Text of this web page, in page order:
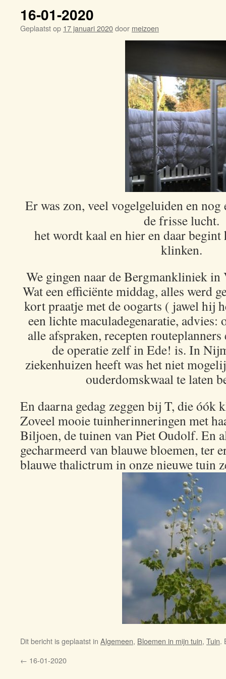
16-01-2020
Geplaatst op 17 januari 2020door meizoen
Er was zon, veel vogelgeluiden en nog
de frisse lucht.
het wordt kaal en hier en daar
klinken.
We gingen naar de Bergmankliniek
Wat een efficiënte middag, alles werd
kort praatje met de oogarts ( jawel hij
een lichte maculadegenaratie, advies:
alle afspraken, recepten
de operatie zelf in Ede! is. In
ziekenhuizen heeft was het niet
ouderdomskwaal te laten
En daarna gedag zeggen bij T, die óók
Zoveel mooie tuinherinneringen met
Biljoen, de tuinen van Piet Oudolf. En
gecharmeerd van blauwe bloemen, ter
blauwe thalictrum in onze nieuwe tuin
Dit bericht is geplaatst in Algemeen, Bloemen in mijn tuin, Tuin.
← 16-01-2020